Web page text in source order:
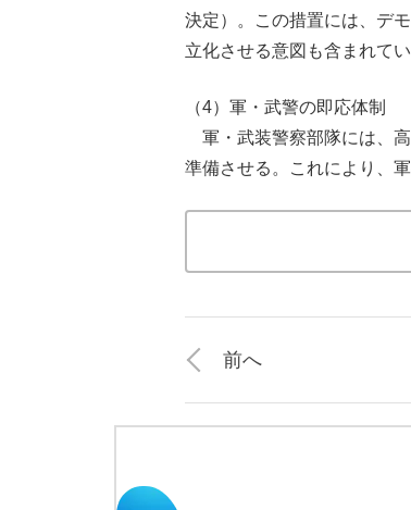
決定）。この措置には、デ
立化させる意図も含まれてい
（4）軍・武警の即応体制
軍・武装警察部隊には、
準備させる。これにより、
前へ